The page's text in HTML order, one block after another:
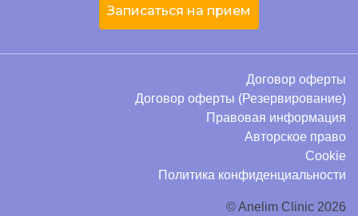
Записаться на прием
Договор оферты
Договор оферты (Резервирование)
Правовая информация
Авторское право
Cookie
Политика конфиденциальности
© Anelim Clinic 2026